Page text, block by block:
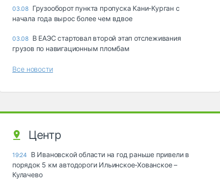
03.08 Грузооборот пункта пропуска Кани-Курган с
начала года вырос более чем вдвое
03.08 В ЕАЭС стартовал второй этап отслеживания
грузов по навигационным пломбам
Все новости
Центр
19:24
В Ивановской области на год раньше привели в
порядок 5 км автодороги Ильинское-Хованское –
Кулачево